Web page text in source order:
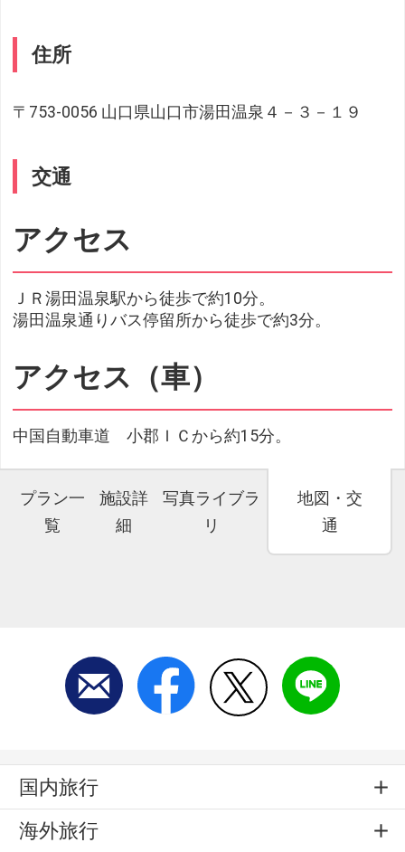
住所
〒753-0056 山口県山口市湯田温泉４－３－１９
交通
アクセス
ＪＲ湯田温泉駅から徒歩で約10分。
湯田温泉通りバス停留所から徒歩で約3分。
アクセス（車）
中国自動車道 小郡ＩＣから約15分。
プラン一
覧
施設詳
細
写真ライブラ
リ
地図・交
通
国内旅行
海外旅行